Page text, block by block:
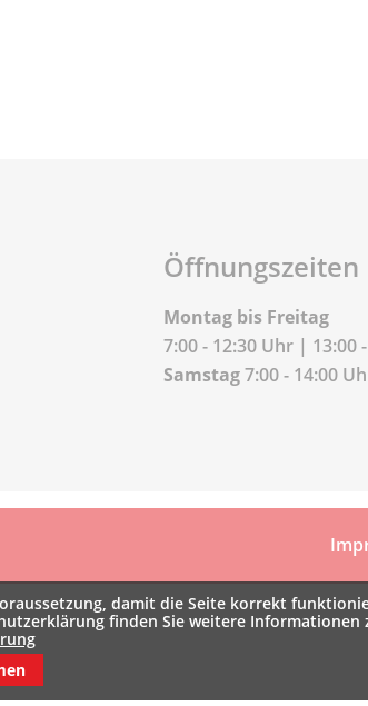
Öffnungszeiten
Montag bis Freitag
7:00 - 12:30 Uhr | 13:00
Samstag7:00 - 14:00
damit die Seite korrekt
finden Sie weitere Informationen